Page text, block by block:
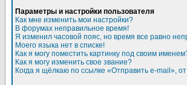
Параметры и настройки пользователя
Как мне изменить мои настройки?
В форумах неправильное время!
Я изменил часовой пояс, но время все равно
Моего языка нет в списке!
Как я могу поместить картинку под своим
Как я могу изменить свое звание?
Когда я щёлкаю по ссылке «Отправить e-mail»,